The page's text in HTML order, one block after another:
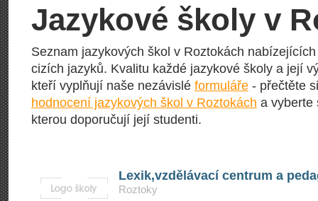
Jazykové školy v
Seznam jazykových škol v Roztokách
cizích jazyků. Kvalitu každé jazykové školy a její
kteří vyplňují naše nezávislé formuláře - přečtěte
hodnocení jazykových škol v Roztokách a vyberte
kterou doporučují její studenti.
Lexik,vzdělávací centrum a
Roztoky